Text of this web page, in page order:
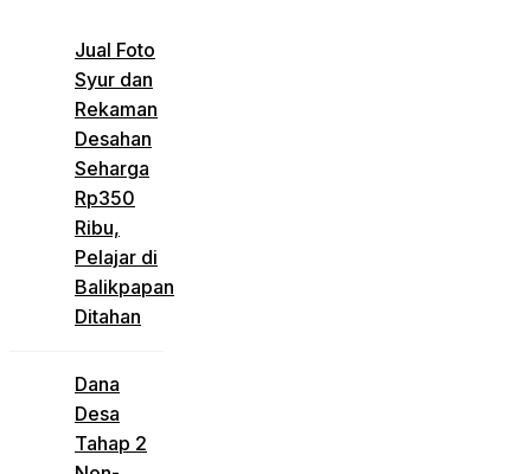
Jual Foto
Syur dan
Rekaman
Desahan
Seharga
Rp350
Ribu,
Pelajar di
Balikpapan
Ditahan
Dana
Desa
Tahap 2